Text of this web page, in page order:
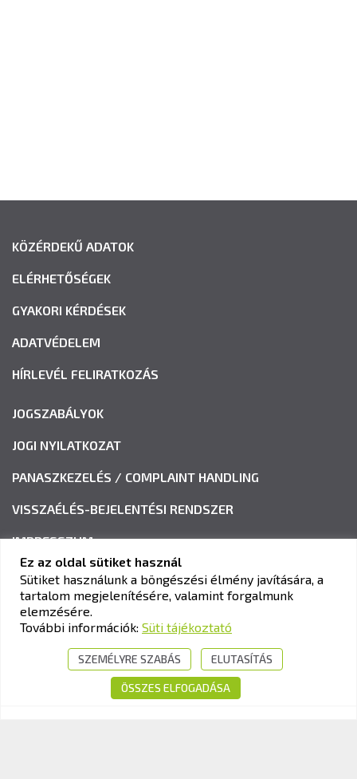
KÖZÉRDEKŰ ADATOK
ELÉRHETŐSÉGEK
GYAKORI KÉRDÉSEK
ADATVÉDELEM
HÍRLEVÉL FELIRATKOZÁS
JOGSZABÁLYOK
JOGI NYILATKOZAT
PANASZKEZELÉS / COMPLAINT HANDLING
VISSZAÉLÉS-BEJELENTÉSI RENDSZER
IMPRESSZUM
KAV KÖZLEKEDÉSI ALKALMASSÁGI ÉS VIZSGAKÖZPONT
Cím:1033 Budapest, Polgár utca 8-10.
+36-1-510-0101
info@kavk.hu
Ez az oldal sütiket használ
Sütiket használunk a böngészési élmény javítására, a
tartalom megjelenítésére, valamint forgalmunk
elemzésére.
További információk: Süti tájékoztató
SZEMÉLYRE SZABÁS ELUTASÍTÁS
ÖSSZES ELFOGADÁSA